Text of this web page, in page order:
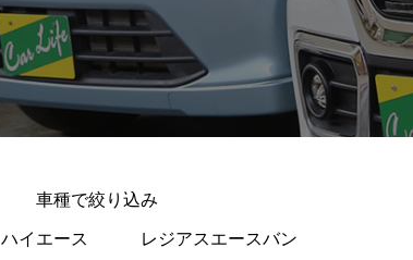
車種で絞り込み
ハイエース レジアスエースバン